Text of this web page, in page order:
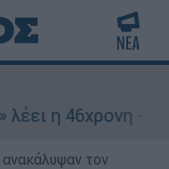
- Τι αποκάλυψε
τον